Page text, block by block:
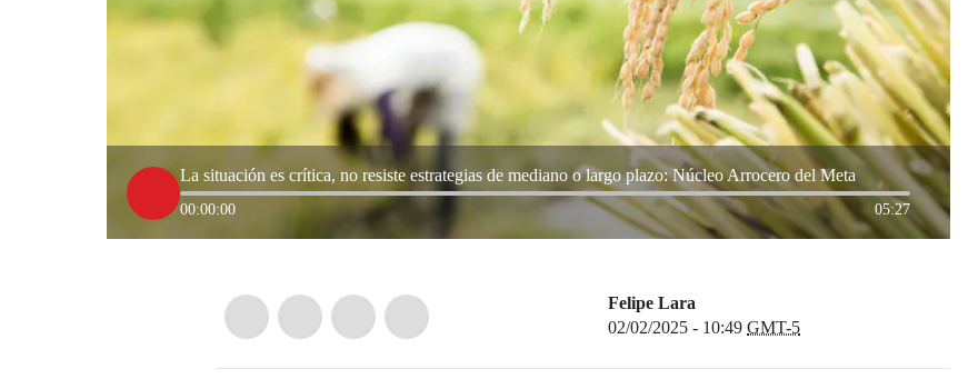
La situación es crítica, no resiste estrategias de mediano o largo plazo: Núcleo Arrocero del Meta
00:00:00 05:27
Felipe Lara
02/02/2025 - 10:49 GMT-5